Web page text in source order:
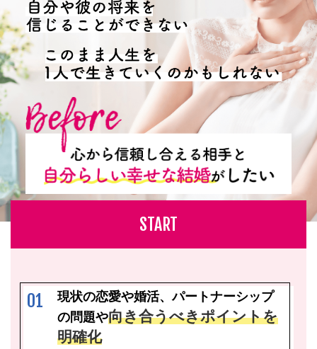
START
01
現状の恋愛や婚活、パートナーシップ
の問題や向き合うべきポイントを
明確化